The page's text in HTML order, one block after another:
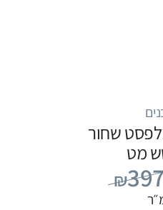
שחור
מט
₪